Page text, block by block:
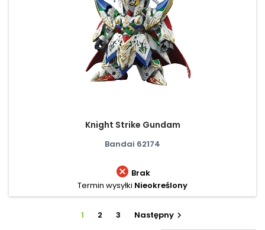
Knight Strike Gundam
Bandai 62174
 Brak
Termin wysyłki Nieokreślony
1 2 3 Następny